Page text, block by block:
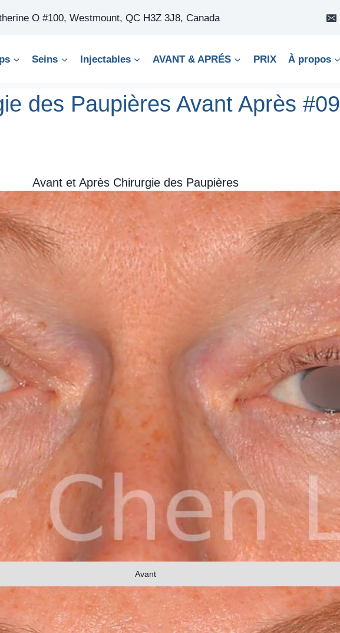
O #100, Westmount, QC H3Z 3J8, Canada
Seins Injectables AVANT & APRÉS PRIX À propos
des Paupières Avant Après #09
Avant et Après Chirurgie des Paupières
Avant